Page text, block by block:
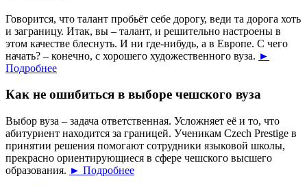
Говорится, что талант пробьёт себе дорогу, веди та дорога хоть
и заграницу. Итак, вы – талант, и решительно настроены в
этом качестве блеснуть. И ни где-нибудь, а в Европе. С чего
начать? – конечно, с хорошего художественного вуза. ►
Подробнее
Как не ошибиться в выборе чешского вуза
Выбор вуза – задача ответственная. Усложняет её и то, что
абитуриент находится за границей. Ученикам Czech Prestige в
принятии решения помогают сотрудники языковой школы,
прекрасно ориентирующиеся в сфере чешского высшего
образования. ► Подробнее